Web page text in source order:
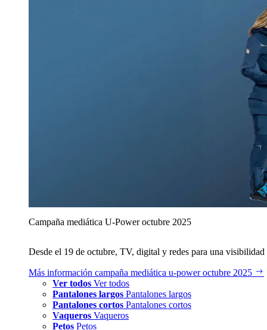
Campaña mediática U‑Power octubre 2025
Desde el 19 de octubre, TV, digital y redes para una
Más información campaña mediática u‑power octubre 2025
Ver todos Ver todos
Pantalones largos Pantalones largos
Pantalones cortos Pantalones cortos
Vaqueros Vaqueros
Petos Petos